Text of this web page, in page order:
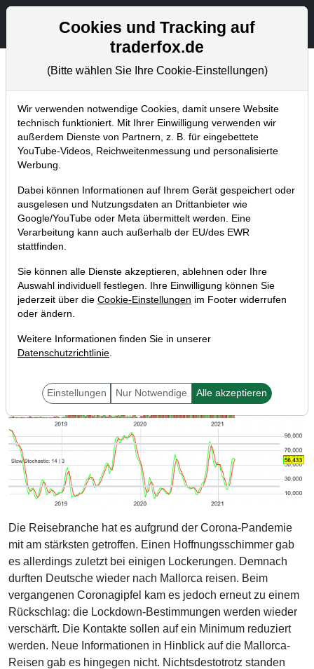
Aktien- und Artikelsuche
Chartanalysen
Home Blog Chartanalysen
Chartanalyse TUI: ich habe eine
erste langfristige Position
aufgebaut!
23.03.2021 um 07:47 Uhr | P. Uhlschmied
Die Reisebranche hat es aufgrund der Corona-Pandemie
mit am stärksten getroffen. Einen Hoffnungsschimmer gab
es allerdings zuletzt bei einigen Lockerungen. Demnach
durften Deutsche wieder nach Mallorca reisen. Beim
vergangenen Coronagipfel kam es jedoch erneut zu einem
Rückschlag: die Lockdown-Bestimmungen werden wieder
verschärft. Die Kontakte sollen auf ein Minimum reduziert
werden. Neue Informationen in Hinblick auf die Mallorca-
Reisen gab es hingegen nicht. Nichtsdestotrotz standen
Cookies und Tracking auf
traderfox.de
(Bitte wählen Sie Ihre Cookie-Einstellungen)
Wir verwenden notwendige Cookies, damit unsere Website
technisch funktioniert. Mit Ihrer Einwilligung verwenden wir
außerdem Dienste von Partnern, z. B. für eingebettete
YouTube-Videos, Reichweitenmessung und personalisierte
Werbung.
Dabei können Informationen auf Ihrem Gerät gespeichert oder
ausgelesen und Nutzungsdaten an Drittanbieter wie
Google/YouTube oder Meta übermittelt werden. Eine
Verarbeitung kann auch außerhalb der EU/des EWR
stattfinden.
Sie können alle Dienste akzeptieren, ablehnen oder Ihre
Auswahl individuell festlegen. Ihre Einwilligung können Sie
jederzeit über die Cookie-Einstellungen im Footer widerrufen
oder ändern.
Weitere Informationen finden Sie in unserer
Datenschutzrichtlinie.
Einstellungen Nur Notwendige Alle akzeptieren